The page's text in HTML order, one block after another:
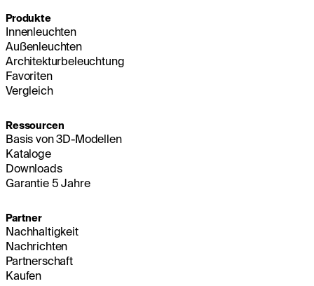
Produkte
Innenleuchten
Außenleuchten
Architekturbeleuchtung
Favoriten
Vergleich
Ressourcen
Basis von 3D-Modellen
Kataloge
Downloads
Garantie 5 Jahre
Partner
Nachhaltigkeit
Nachrichten
Partnerschaft
Kaufen